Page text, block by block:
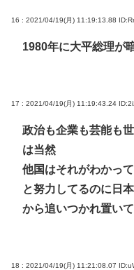
16 : 2021/04/19(月) 11:19:13.88
1980年に大平総理が
17 : 2021/04/19(月) 11:19:43.24
政治も企業も芸能も
は当然
他国はそれがわかっ
と努力してるのに日
から追いつかれ置い
18 : 2021/04/19(月) 11:21:08.07